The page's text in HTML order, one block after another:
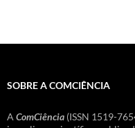
SOBRE A COMCIÊNCIA
A ComCiência (ISSN 1519-